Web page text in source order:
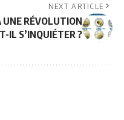
NEXT ARTICLE
UNE RÉVOLUTION
IL S’INQUIÉTER ?